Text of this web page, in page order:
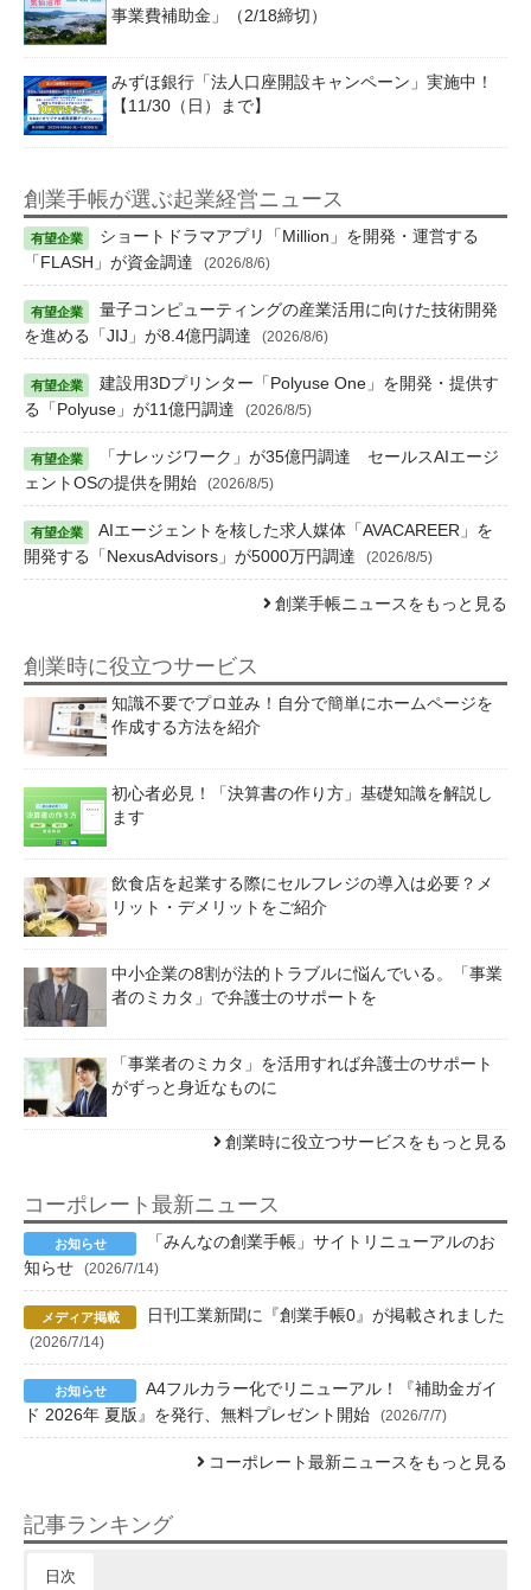
事業費補助金」（2/18締切）
みずほ銀行「法人口座開設キャンペーン」実施中！
【11/30（日）まで】
創業手帳が選ぶ起業経営ニュース
ショートドラマアプリ「Million」を開発・運営する
「FLASH」が資金調達
(2026/8/6)
量子コンピューティングの産業活用に向けた技術開発
を進める「JIJ」が8.4億円調達
(2026/8/6)
建設用3Dプリンター「Polyuse One」を開発・提供す
る「Polyuse」が11億円調達
(2026/8/5)
「ナレッジワーク」が35億円調達 セールスAIエージ
ェントOSの提供を開始
(2026/8/5)
AIエージェントを核した求人媒体「AVACAREER」を
開発する「NexusAdvisors」が5000万円調達
(2026/8/5)
創業手帳ニュースをもっと見る
創業時に役立つサービス
知識不要でプロ並み！自分で簡単にホームページを
作成する方法を紹介
初心者必見！「決算書の作り方」基礎知識を解説し
ます
飲食店を起業する際にセルフレジの導入は必要？メ
リット・デメリットをご紹介
中小企業の8割が法的トラブルに悩んでいる。「事業
者のミカタ」で弁護士のサポートを
「事業者のミカタ」を活用すれば弁護士のサポート
がずっと身近なものに
創業時に役立つサービスをもっと見る
コーポレート最新ニュース
「みんなの創業手帳」サイトリニューアルのお
知らせ
(2026/7/14)
日刊工業新聞に『創業手帳0』が掲載されました
(2026/7/14)
A4フルカラー化でリニューアル！『補助金ガイ
ド 2026年 夏版』を発行、無料プレゼント開始
(2026/7/7)
コーポレート最新ニュースをもっと見る
記事ランキング
日次